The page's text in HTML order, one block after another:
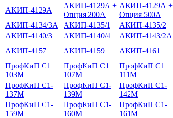
АКИП-4129А
АКИП-4129А +
Опция 200А
АКИП-4129А +
Опция 500А
АКИП-4134/3А
АКИП-4135/1 АКИП-4135/2
АКИП-4140/3
АКИП-4140/4 АКИП-4143/2А
АКИП-4157
АКИП-4159 АКИП-4161
ПрофКиП С1-
103М
ПрофКиП С1-
107М
ПрофКиП С1-
111М
ПрофКиП С1-
137М
ПрофКиП С1-
139М
ПрофКиП С1-
142М
ПрофКиП С1-
159М
ПрофКиП С1-
160М
ПрофКиП С1-
161М